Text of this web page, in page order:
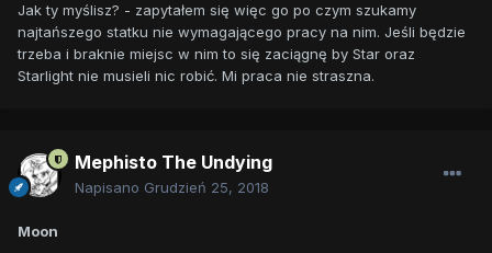
Jak ty myślisz? - zapytałem się więc go po czym szukamy
najtańszego statku nie wymagającego pracy na nim. Jeśli będzie
trzeba i braknie miejsc w nim to się zaciągnę by Star oraz
Starlight nie musieli nic robić. Mi praca nie straszna.
Mephisto The Undying
Napisano Grudzień 25, 2018
Moon